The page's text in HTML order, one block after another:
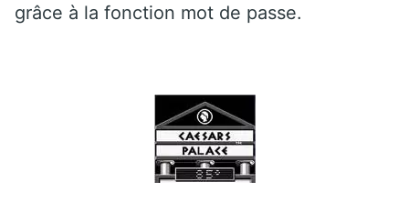
grâce à la fonction mot de passe.